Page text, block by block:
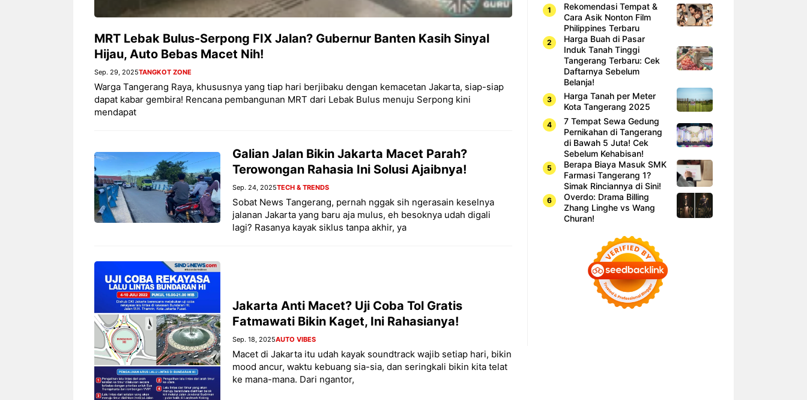
MRT Lebak Bulus-Serpong FIX Jalan? Gubernur Banten Kasih Sinyal
Hijau, Auto Bebas Macet Nih!
Sep. 29, 2025TANGKOT ZONE
Warga Tangerang Raya, khususnya yang tiap hari berjibaku dengan kemacetan Jakarta, siap-siap
dapat kabar gembira! Rencana pembangunan MRT dari Lebak Bulus menuju Serpong kini
mendapat
Galian Jalan Bikin Jakarta Macet Parah?
Terowongan Rahasia Ini Solusi Ajaibnya!
Sep. 24, 2025TECH & TRENDS
Sobat News Tangerang, pernah nggak sih ngerasain keselnya
jalanan Jakarta yang baru aja mulus, eh besoknya udah digali
lagi? Rasanya kayak siklus tanpa akhir, ya
Jakarta Anti Macet? Uji Coba Tol Gratis
Fatmawati Bikin Kaget, Ini Rahasianya!
Sep. 18, 2025AUTO VIBES
Macet di Jakarta itu udah kayak soundtrack wajib setiap hari, bikin
mood ancur, waktu kebuang sia-sia, dan seringkali bikin kita telat
ke mana-mana. Dari ngantor,
Rekomendasi Tempat &
Cara Asik Nonton Film
Philippines Terbaru
Harga Buah di Pasar
Induk Tanah Tinggi
Tangerang Terbaru: Cek
Daftarnya Sebelum
Belanja!
Harga Tanah per Meter
Kota Tangerang 2025
7 Tempat Sewa Gedung
Pernikahan di Tangerang
di Bawah 5 Juta! Cek
Sebelum Kehabisan!
Berapa Biaya Masuk SMK
Farmasi Tangerang 1?
Simak Rinciannya di Sini!
Overdo: Drama Billing
Zhang Linghe vs Wang
Churan!